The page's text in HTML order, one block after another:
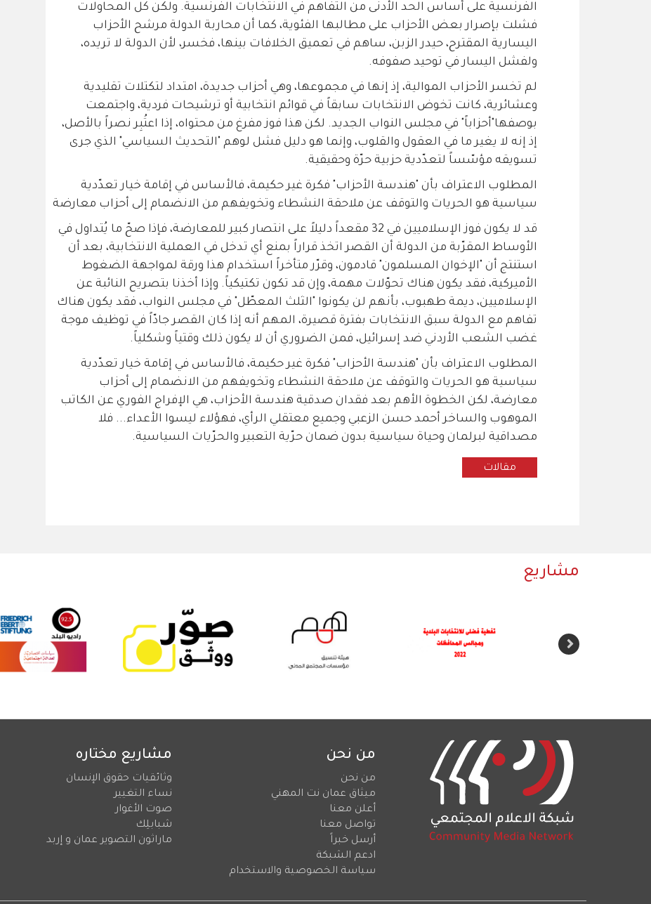
الفرنسية على أساس الحد الأدنى من التفاهم في الانتخابات الفرنسية. ولكن كل المحاولات
فشلت بإصرار بعض الأحزاب على مطالبها الفئوية، كما أن محاربة الدولة مرشح الأحزاب
اليسارية المقترح، حيدر الزبن، ساهم في تعميق الخلافات بينها، فخسر، لأن الدولة لا تريده،
ولفشل اليسار في توحيد صفوفه.
لم تخسر الأحزاب الموالية، إذ إنها في مجموعها، وهي أحزاب جديدة، امتداد لتكتلات تقليدية
وعشائرية، كانت تخوض الانتخابات سابقاً في قوائم انتخابية أو ترشيحات فردية، واجتمعت
بوصفها"أحزاباً" في مجلس النواب الجديد. لكن هذا فوز مفرغ من محتواه، إذا اعتُبِر نصراً بالأصل،
إذ إنه لا يغير ما في العقول والقلوب، وإنما هو دليل فشل لوهم "التحديث السياسي" الذي جرى
تسويقه مؤسّساً لتعدّدية حزبية حرّة وحقيقية.
المطلوب الاعتراف بأن "هندسة الأحزاب" فكرة غير حكيمة، فالأساس في إقامة خيار تعدّدية
سياسية هو الحريات والتوقف عن ملاحقة النشطاء وتخويفهم من الانضمام إلى أحزاب معارضة
قد لا يكون فوز الإسلاميين في 32 مقعداً دليلاً على انتصار كبير للمعارضة، فإذا صحّ ما يُتداول في
الأوساط المقرّبة من الدولة أن القصر اتخذ قراراً بمنع أي تدخل في العملية الانتخابية، بعد أن
استنتج أن "الإخوان المسلمون" قادمون، وقرّر متأخراً استخدام هذا ورقة لمواجهة الضغوط
الأميركية، فقد يكون هناك تحوّلات مهمة، وإن قد تكون تكتيكياً. وإذا أخذنا بتصريح النائبة عن
الإسلاميين، ديمة طهبوب، بأنهم لن يكونوا "الثلث المعطّل" في مجلس النواب، فقد يكون هناك
تفاهم مع الدولة سبق الانتخابات بفترة قصيرة، المهم أنه إذا كان القصر جادّاً في توظيف موجة
غضب الشعب الأردني ضد إسرائيل، فمن الضروري أن لا يكون ذلك وقتياً وشكلياً.
المطلوب الاعتراف بأن "هندسة الأحزاب" فكرة غير حكيمة، فالأساس في إقامة خيار تعدّدية
سياسية هو الحريات والتوقف عن ملاحقة النشطاء وتخويفهم من الانضمام إلى أحزاب
معارضة، لكن الخطوة الأهم بعد فقدان صدقية هندسة الأحزاب، هي الإفراج الفوري عن الكاتب
الموهوب والساخر أحمد حسن الزعبي وجميع معتقلي الرأي، فهؤلاء ليسوا الأعداء... فلا
مصداقية لبرلمان وحياة سياسية بدون ضمان حرّية التعبير والحرّيات السياسية.
مقالات
مشاريع
من نحن
من نحن
ميثاق عمان نت المهني
أعلن معنا
تواصل معنا
أرسل خبراً
ادعم الشبكة
سياسة الخصوصية والاستخدام
مشاريع مختاره
وثائقيات حقوق الإنسان
نساء التغيير
صوت الأغوار
شبابلِك
ماراثون التصوير عمان و إربد